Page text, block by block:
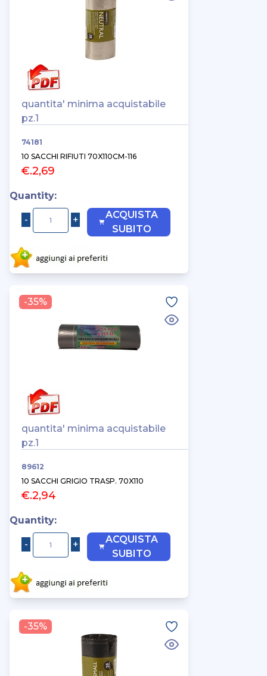
quantita' minima acquistabile
pz.1
74181
10 SACCHI RIFIUTI 70X110CM-116
€.2,69
Quantity:
ACQUISTA
SUBITO
quantita' minima acquistabile
pz.1
89612
10 SACCHI GRIGIO TRASP. 70X110
€.2,94
Quantity:
ACQUISTA
SUBITO
-35%
-35%